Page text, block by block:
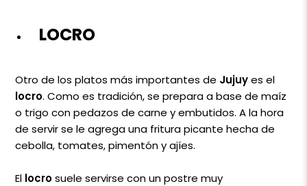
LOCRO
Otro de los platos más importantes de Jujuyes el
locro. Como es tradición, se prepara a base de maíz
o trigo con pedazos de carne y embutidos. A la hora
de servir se le agrega una fritura picante hecha de
cebolla, tomates, pimentón y ajíes.
El locrosuele servirse con un postre muy